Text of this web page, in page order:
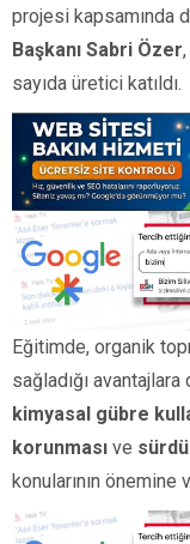
projesi kapsamında
Başkanı Sabri Özer,
sayıda üretici katıldı.
Eğitimde, organik
sağladığı
kimyasal gübre
korunması ve
konularının önemine